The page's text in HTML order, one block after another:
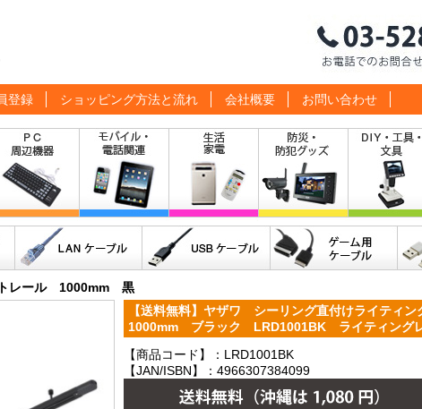
登録 ショッピング方法と流れ 会社概要 お問い合わせ
トレール 1000mm 黒
【送料無料】ヤザワ シーリング直付けライティ
1000mm ブラック LRD1001BK ライティング
【商品コード】：LRD1001BK
【JAN/ISBN】：4966307384099